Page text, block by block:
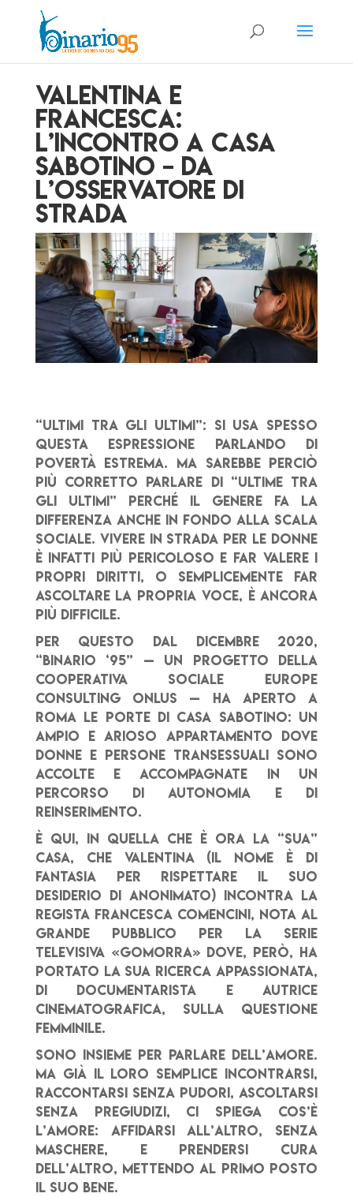
Valentina e
Francesca:
l’incontro a Casa
Sabotino – da
L’Osservatore di
Strada
“Ultimi tra gli ultimi”: si usa spesso
questa espressione parlando di
povertà estrema. Ma sarebbe perciò
più corretto parlare di “ultime tra
gli ultimi” perché il genere fa la
differenza anche in fondo alla scala
sociale. Vivere in strada per le donne
è infatti più pericoloso e far valere i
propri diritti, o semplicemente far
ascoltare la propria voce, è ancora
più difficile.
Per questo dal dicembre 2020,
“Binario ‘95” — un progetto della
cooperativa sociale Europe
Consulting Onlus — ha aperto a
Roma le porte di Casa Sabotino: un
ampio e arioso appartamento dove
donne e persone transessuali sono
accolte e accompagnate in un
percorso di autonomia e di
reinserimento.
È qui, in quella che è ora la “sua”
casa, che Valentina (il nome è di
fantasia per rispettare il suo
desiderio di anonimato) incontra la
regista Francesca Comencini, nota al
grande pubblico per la serie
televisiva «Gomorra» dove, però, ha
portato la sua ricerca appassionata,
di documentarista e autrice
cinematografica, sulla questione
femminile.
Sono insieme per parlare dell’amore.
Ma già il loro semplice incontrarsi,
raccontarsi senza pudori, ascoltarsi
senza pregiudizi, ci spiega cos’è
l’amore: affidarsi all’altro, senza
maschere, e prendersi cura
dell’altro, mettendo al primo posto
il suo bene.